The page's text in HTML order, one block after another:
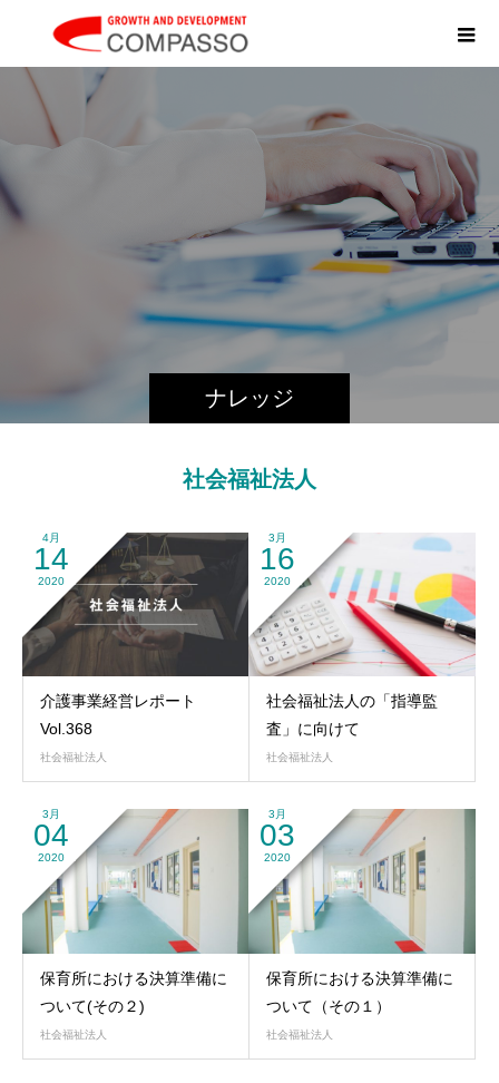
ナレッジ
K
社会福祉法人
4月
14
2020
介護事業経営レポート
Vol.368
社会福祉法人
3月
16
2020
社会福祉法人の「指導監
査」に向けて
社会福祉法人
3月
04
2020
保育所における決算準備に
ついて(その２)
社会福祉法人
3月
03
2020
保育所における決算準備に
ついて（その１）
社会福祉法人